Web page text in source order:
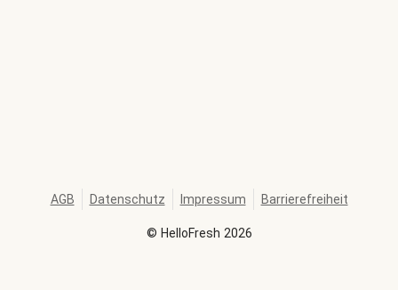
© HelloFresh 2026
AGB Datenschutz Impressum Barrierefreiheit